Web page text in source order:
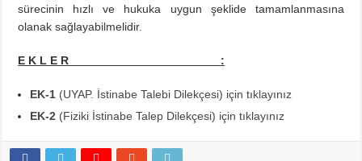
sürecinin hızlı ve hukuka uygun şeklide tamamlanmasına
olanak sağlayabilmelidir.
E K L E R :
EK-1 (UYAP. İstinabe Talebi Dilekçesi) için tıklayınız
EK-2 (Fiziki İstinabe Talep Dilekçesi) için tıklayınız